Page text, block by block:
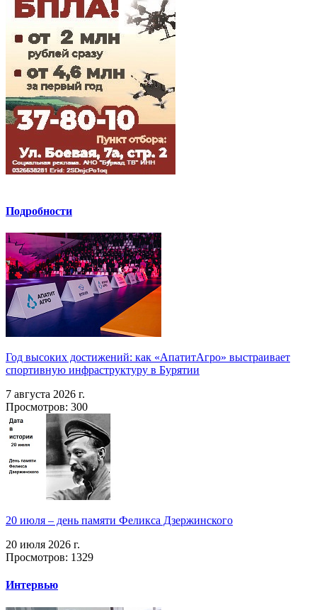
Подробности
Год высоких достижений: как «АпатитАгро» выстраивает
спортивную инфраструктуру в Бурятии
7 августа 2026 г.
Просмотров: 300
20 июля – день памяти Феликса Дзержинского
20 июля 2026 г.
Просмотров: 1329
Интервью